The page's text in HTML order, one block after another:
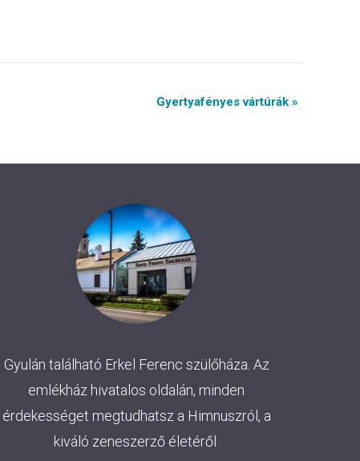
Gyertyafényes vártúrák »
Gyulán található Erkel Ferenc szülőháza. Az
emlékház hivatalos oldalán, minden
érdekességet megtudhatsz a Himnuszról, a
kiváló zeneszerző életéről.